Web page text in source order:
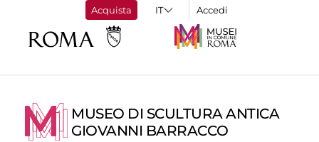
Acquista Accedi
MUSEO DI SCULTURA ANTICA
GIOVANNI BARRACCO